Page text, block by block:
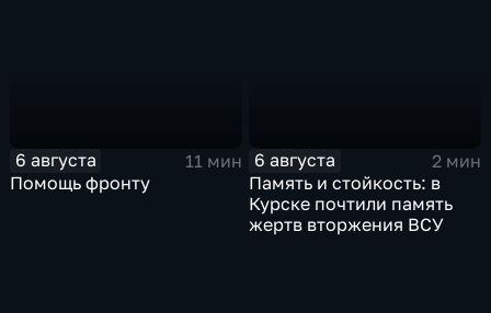
6 августа
11 мин
Помощь фронту
6 августа
2 мин
Память и стойкость: в
Курске почтили память
жертв вторжения ВСУ